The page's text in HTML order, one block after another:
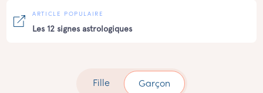
ARTICLE POPULAIRE
Les 12 signes astrologiques
Fille Garçon